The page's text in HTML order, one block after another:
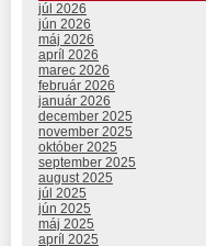
júl 2026
jún 2026
máj 2026
apríl 2026
marec 2026
február 2026
január 2026
december 2025
november 2025
október 2025
september 2025
august 2025
júl 2025
jún 2025
máj 2025
apríl 2025